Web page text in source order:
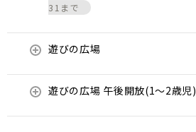
31まで
遊びの広場
遊びの広場 午後開放(1～2歳児)